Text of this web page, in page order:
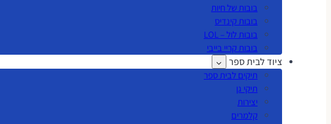
בובות של חיות
בובות קינדיס
בובות לול – LOL
בובות קריי בייבי
ציוד לבית ספר
תיקים לבית ספר
תיקי גן
יצירות
קלמרים